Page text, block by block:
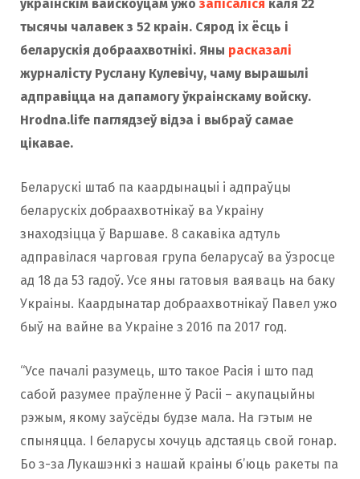
ўкраінскім вайскоўцам ужозапісаліся каля 22
тысячы чалавек з 52 краін. Сярод іх ёсць і
беларускія добраахвотнікі. Яны расказалі
журналісту Руслану Кулевічу, чаму вырашылі
адправіцца на дапамогу ўкраінскаму войску.
Hrodna.life паглядзеў відэа і выбраў самае
цікавае.
Беларускі штаб па каардынацыі і адпраўцы
беларускіх добраахвотнікаў ва Украіну
знаходзіцца ў Варшаве. 8 сакавіка адтуль
адправілася чарговая група беларусаў ва ўзросце
ад 18 да 53 гадоў. Усе яны гатовыя ваяваць на баку
Украіны. Каардынатар добраахвотнікаў Павел ужо
быў на вайне ва Украіне з 2016 па 2017 год.
“Усе пачалі разумець, што такое Расія і што пад
сабой разумее праўленне ў Расіі – акупацыйны
рэжым, якому заўсёды будзе мала. На гэтым не
спыняцца. І беларусы хочуць адстаяць свой гонар.
Бо з-за Лукашэнкі з нашай краіны б’юць ракеты па